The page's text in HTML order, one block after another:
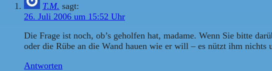
T.M. sagt:
26. Juli 2006 um 15:52 Uhr
Die Frage ist noch, ob’s geholfen hat, madame. Wenn Sie bitte
oder die Rübe an die Wand hauen wie er will – es nützt ihm
Antworten